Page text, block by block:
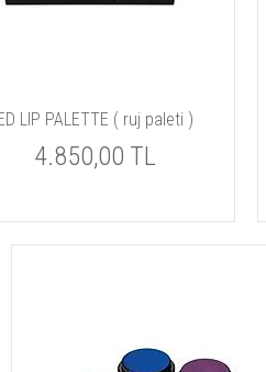
LIP PALETTE ( ruj paleti )
4.850,00 TL